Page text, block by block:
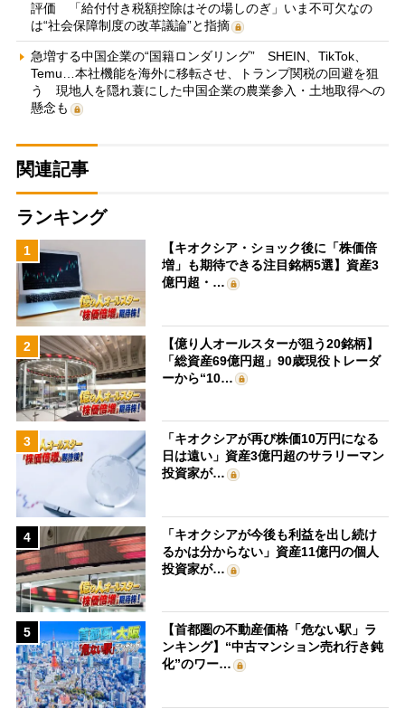
評価 「給付付き税額控除はその場しのぎ」いま不可欠なの
は“社会保障制度の改革議論”と指摘
急増する中国企業の“国籍ロンダリング” SHEIN、TikTok、
Temu…本社機能を海外に移転させ、トランプ関税の回避を狙
う 現地人を隠れ蓑にした中国企業の農業参入・土地取得への
懸念も
関連記事
ランキング
1
【キオクシア・ショック後に「株価倍
増」も期待できる注目銘柄5選】資産3
億円超・…
2
【億り人オールスターが狙う20銘柄】
「総資産69億円超」90歳現役トレーダ
ーから“10…
3
「キオクシアが再び株価10万円になる
日は遠い」資産3億円超のサラリーマン
投資家が…
4
「キオクシアが今後も利益を出し続け
るかは分からない」資産11億円の個人
投資家が…
5
【首都圏の不動産価格「危ない駅」ラ
ンキング】“中古マンション売れ行き鈍
化”のワー…